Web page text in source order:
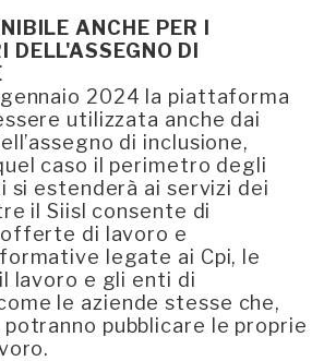
ANCHE PER I
DELL'ASSEGNO DI
2024 la piattaforma
utilizzata anche dai
di inclusione,
caso il perimetro degli
si estenderà ai servizi dei
il Siisl consente di
di lavoro e
legate ai Cpi, le
lavoro e gli enti di
le aziende stesse che,
pubblicare le proprie